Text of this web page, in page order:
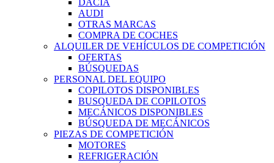
DACIA
AUDI
OTRAS MARCAS
COMPRA DE COCHES
ALQUILER DE VEHÍCULOS DE COMPETICIÓN
OFERTAS
BÚSQUEDAS
PERSONAL DEL EQUIPO
COPILOTOS DISPONIBLES
BUSQUEDA DE COPILOTOS
MECÁNICOS DISPONIBLES
BÚSQUEDA DE MECÁNICOS
PIEZAS DE COMPETICIÓN
MOTORES
REFRIGERACIÓN